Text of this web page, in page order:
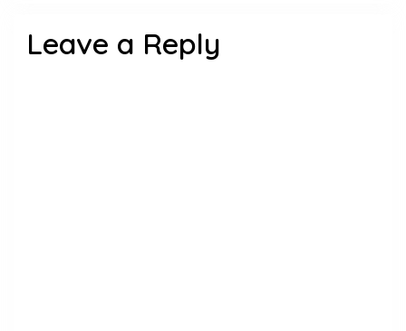
Leave a Reply